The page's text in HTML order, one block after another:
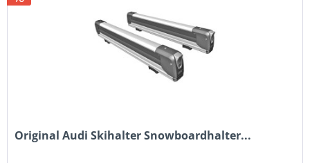
Original Audi Skihalter Snowboardhalter...